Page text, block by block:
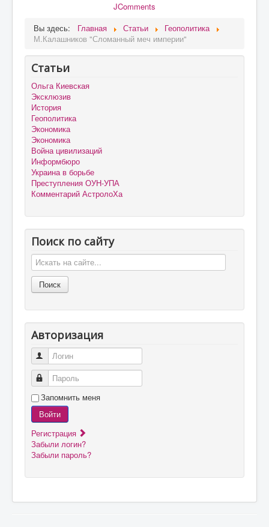
JComments
Вы здесь:
Главная Статьи
Геополитика
М.Калашников "Сломанный меч империи"
Статьи
Ольга Киевская
Эксклюзив
История
Геополитика
Экономика
Экономика
Война цивилизаций
Информбюро
Украина в борьбе
Преступления ОУН-УПА
Комментарий АстролоХа
Поиск по сайту
Авторизация
Логин
Пароль
Запомнить меня
Войти
Регистрация
Забыли логин?
Забыли пароль?